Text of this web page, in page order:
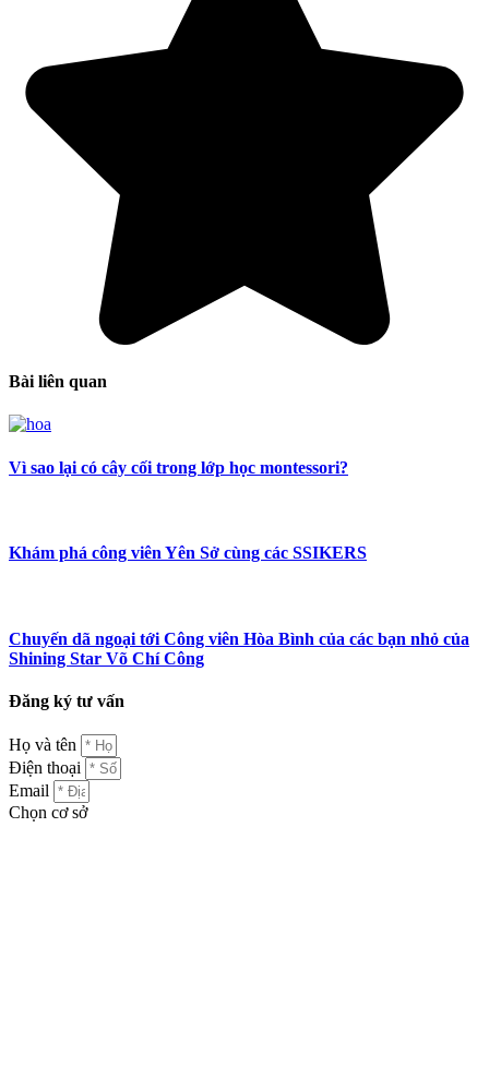
Bài liên quan
Vì sao lại có cây cối trong lớp học montessori?
Khám phá công viên Yên Sở cùng các SSIKERS
Chuyến dã ngoại tới Công viên Hòa Bình của các bạn nhỏ của
Shining Star Võ Chí Công
Đăng ký tư vấn
Họ và tên
Điện thoại
Email
Chọn cơ sở